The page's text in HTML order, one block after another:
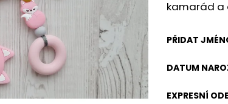
kamarád a
PŘIDAT
DATUM
EXPRESNÍ